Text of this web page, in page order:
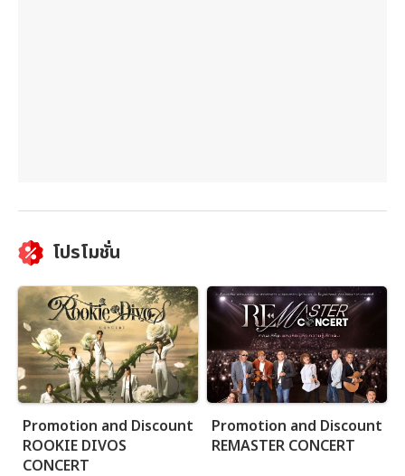
โปรโมชั่น
Promotion and Discount
ROOKIE DIVOS
CONCERT
Promotion and Discount
REMASTER CONCERT